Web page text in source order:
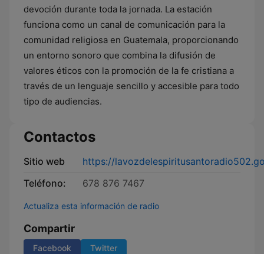
devoción durante toda la jornada. La estación
funciona como un canal de comunicación para la
comunidad religiosa en Guatemala, proporcionando
un entorno sonoro que combina la difusión de
valores éticos con la promoción de la fe cristiana a
través de un lenguaje sencillo y accesible para todo
tipo de audiencias.
Contactos
Sitio web
https://
Teléfono:
678 876 7467
Actualiza esta información de radio
Compartir
Facebook Twitter